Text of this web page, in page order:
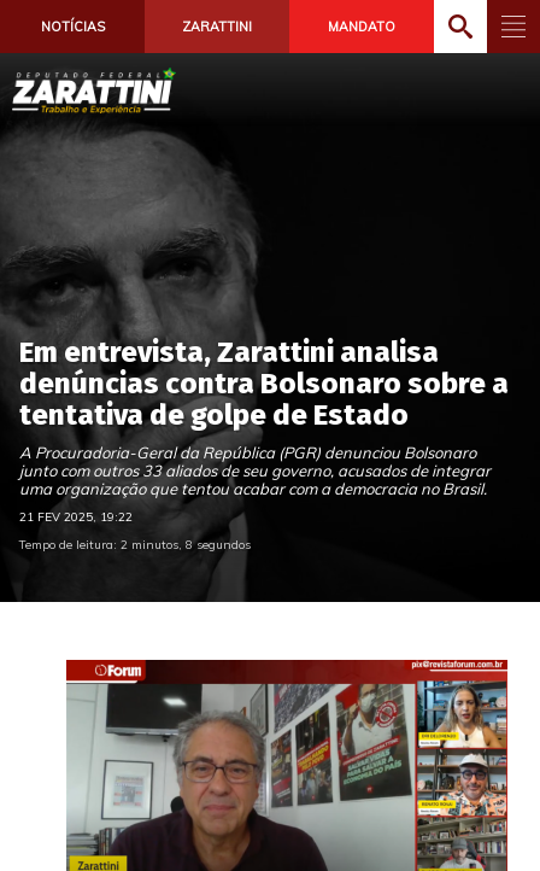
NOTÍCIAS ZARATTINI MANDATO
Em entrevista, Zarattini analisa
denúncias contra Bolsonaro sobre a
tentativa de golpe de Estado
A Procuradoria-Geral da República (PGR) denunciou Bolsonaro
junto com outros 33 aliados de seu governo, acusados de integrar
uma organização que tentou acabar com a democracia no Brasil.
21 FEV 2025, 19:22
Tempo de leitura: 2 minutos, 8 segundos